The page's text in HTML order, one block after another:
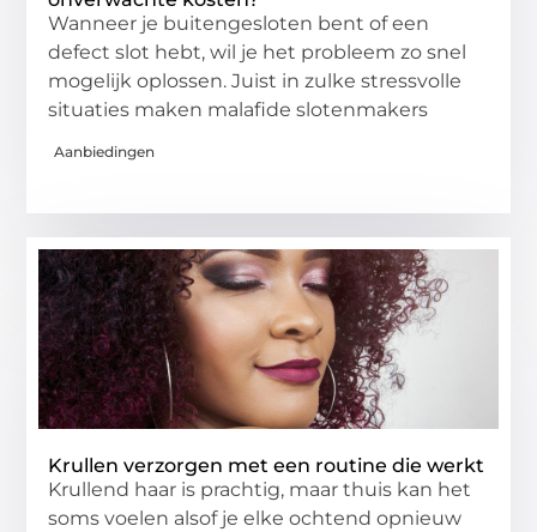
Wanneer je buitengesloten bent of een
defect slot hebt, wil je het probleem zo snel
mogelijk oplossen. Juist in zulke stressvolle
situaties maken malafide slotenmakers
Aanbiedingen
Krullen verzorgen met een routine die werkt
Krullend haar is prachtig, maar thuis kan het
soms voelen alsof je elke ochtend opnieuw